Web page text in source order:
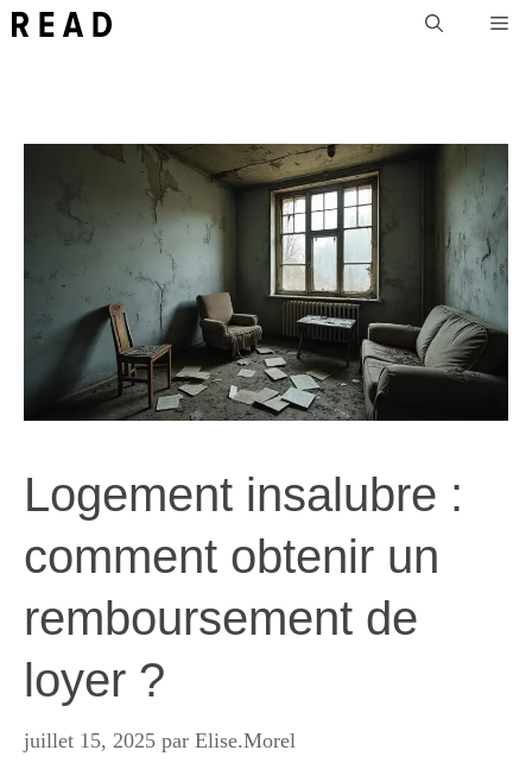
Aller
Logement insalubre :
comment obtenir un
remboursement de
loyer ?
juillet 15, 2025 par Elise.Morel